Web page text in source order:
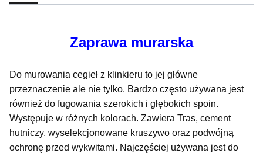
Zaprawa murarska
Do murowania cegieł z klinkieru to jej główne
przeznaczenie ale nie tylko. Bardzo często używana jest
również do fugowania szerokich i głębokich spoin.
Występuje w różnych kolorach. Zawiera Tras, cement
hutniczy, wyselekcjonowane kruszywo oraz podwójną
ochronę przed wykwitami. Najczęściej używana jest do